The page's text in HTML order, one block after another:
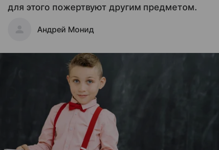
для этого пожертвуют другим предметом.
Андрей Монид